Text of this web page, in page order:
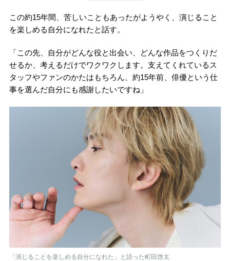
この約15年間、苦しいこともあったがようやく、演じること
を楽しめる自分になれたと話す。
「この先、自分がどんな役と出会い、どんな作品をつくりだ
せるか、考えるだけでワクワクします。支えてくれているス
タッフやファンのかたはもちろん、約15年前、俳優という仕
事を選んだ自分にも感謝したいですね」
「演じることを楽しめる自分になれた」と語った町田啓太